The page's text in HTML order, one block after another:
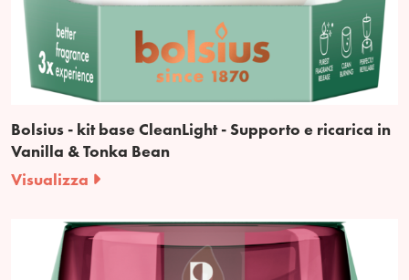
Bolsius - kit base CleanLight - Supporto e ricarica in
Vanilla & Tonka Bean
Visualizza